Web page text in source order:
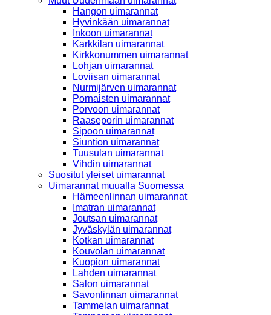
Hangon uimarannat
Hyvinkään uimarannat
Inkoon uimarannat
Karkkilan uimarannat
Kirkkonummen uimarannat
Lohjan uimarannat
Loviisan uimarannat
Nurmijärven uimarannat
Pornaisten uimarannat
Porvoon uimarannat
Raaseporin uimarannat
Sipoon uimarannat
Siuntion uimarannat
Tuusulan uimarannat
Vihdin uimarannat
Suositut yleiset uimarannat
Uimarannat muualla Suomessa
Hämeenlinnan uimarannat
Imatran uimarannat
Joutsan uimarannat
Jyväskylän uimarannat
Kotkan uimarannat
Kouvolan uimarannat
Kuopion uimarannat
Lahden uimarannat
Salon uimarannat
Savonlinnan uimarannat
Tammelan uimarannat